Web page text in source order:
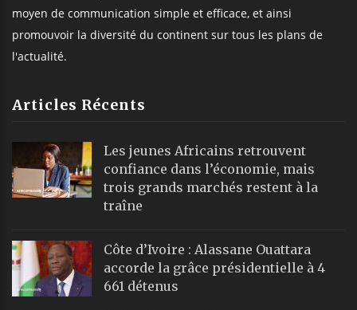
moyen de communication simple et efficace, et ainsi
promouvoir la diversité du continent sur tous les plans de
l'actualité.
Articles Récents
Les jeunes Africains retrouvent
confiance dans l’économie, mais
trois grands marchés restent à la
traîne
Côte d’Ivoire : Alassane Ouattara
accorde la grâce présidentielle à 4
661 détenus